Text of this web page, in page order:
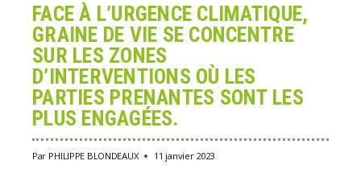
FACE À L’URGENCE CLIMATIQUE,
GRAINE DE VIE SE CONCENTRE
SUR LES ZONES
D’INTERVENTIONS OÙ LES
PARTIES PRENANTES SONT LES
PLUS ENGAGÉES.
Par PHILIPPE BLONDEAUX 11 janvier 2023